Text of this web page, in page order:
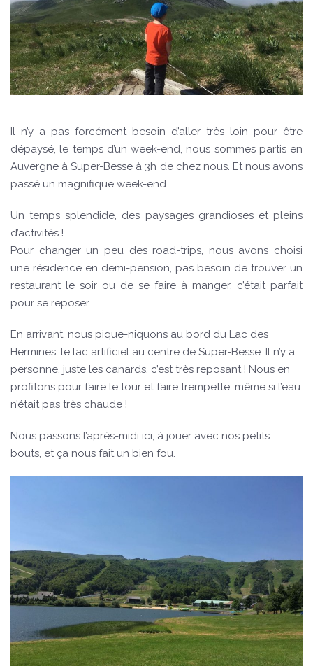
Il n’y a pas forcément besoin d’aller très loin pour être
dépaysé, le temps d’un week-end, nous sommes partis en
Auvergne à Super-Besse à 3h de chez nous. Et nous avons
passé un magnifique week-end…
Un temps splendide, des paysages grandioses et pleins
d’activités !
Pour changer un peu des road-trips, nous avons choisi
une résidence en demi-pension, pas besoin de trouver un
restaurant le soir ou de se faire à manger, c’était parfait
pour se reposer.
En arrivant, nous pique-niquons au bord du Lac des
Hermines, le lac artificiel au centre de Super-Besse. Il n’y a
personne, juste les canards, c’est très reposant ! Nous en
profitons pour faire le tour et faire trempette, même si l’eau
n’était pas très chaude !
Nous passons l’après-midi ici, à jouer avec nos petits
bouts, et ça nous fait un bien fou.